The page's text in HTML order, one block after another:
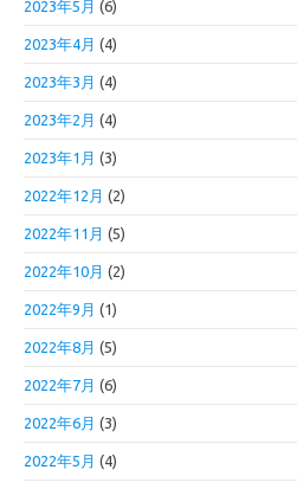
2023年5月 (6)
2023年4月 (4)
2023年3月 (4)
2023年2月 (4)
2023年1月 (3)
2022年12月 (2)
2022年11月 (5)
2022年10月 (2)
2022年9月 (1)
2022年8月 (5)
2022年7月 (6)
2022年6月 (3)
2022年5月 (4)